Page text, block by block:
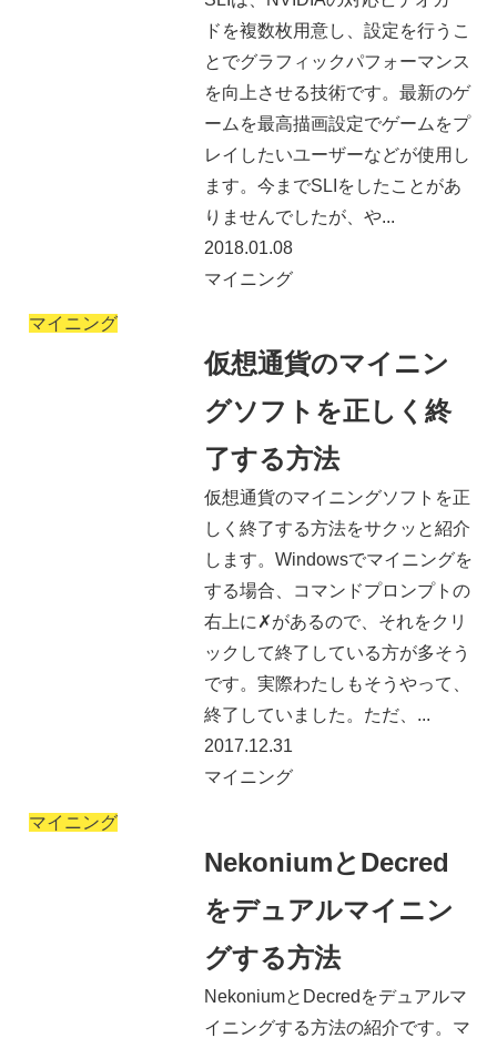
ドを複数枚用意し、設定を行うこ
とでグラフィックパフォーマンス
を向上させる技術です。最新のゲ
ームを最高描画設定でゲームをプ
レイしたいユーザーなどが使用し
ます。今までSLIをしたことがあ
りませんでしたが、や...
2018.01.08
マイニング
マイニング
仮想通貨のマイニン
グソフトを正しく終
了する方法
仮想通貨のマイニングソフトを正
しく終了する方法をサクッと紹介
します。Windowsでマイニングを
する場合、コマンドプロンプトの
右上に✗があるので、それをクリ
ックして終了している方が多そう
です。実際わたしもそうやって、
終了していました。ただ、...
2017.12.31
マイニング
マイニング
NekoniumとDecred
をデュアルマイニン
グする方法
NekoniumとDecredをデュアルマ
イニングする方法の紹介です。マ